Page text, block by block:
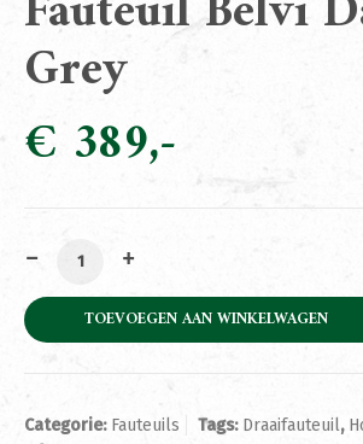
Grey
€ 389
Fauteuil Belvi Dark Grey aantal
TOEVOEGEN AAN WINKELWAGEN
Categorie: Fauteuils Tags: Draaifauteuil,